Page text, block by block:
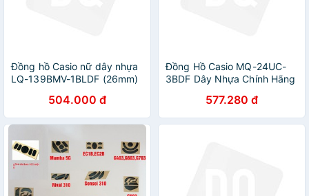
Đồng hồ Casio nữ dây nhựa
LQ-139BMV-1BLDF (26mm)
504.000 đ
Đồng Hồ Casio MQ-24UC-
3BDF Dây Nhựa Chính Hãng
577.280 đ